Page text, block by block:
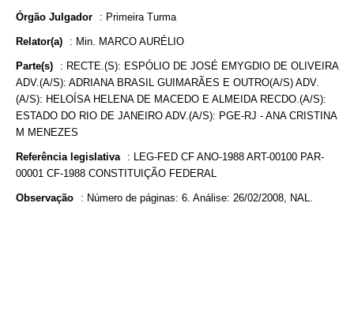
Órgão Julgador : Primeira Turma
Relator(a) : Min. MARCO AURÉLIO
Parte(s) : RECTE.(S): ESPÓLIO DE JOSÉ EMYGDIO DE OLIVEIRA
ADV.(A/S): ADRIANA BRASIL GUIMARÃES E OUTRO(A/S) ADV.
(A/S): HELOÍSA HELENA DE MACEDO E ALMEIDA RECDO.(A/S):
ESTADO DO RIO DE JANEIRO ADV.(A/S): PGE-RJ - ANA CRISTINA
M MENEZES
Referência legislativa : LEG-FED CF ANO-1988 ART-00100 PAR-
00001 CF-1988 CONSTITUIÇÃO FEDERAL
Observação : Número de páginas: 6. Análise: 26/02/2008, NAL.